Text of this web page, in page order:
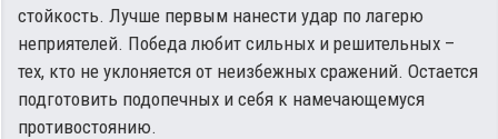
стойкость. Лучше первым нанести удар по лагерю
неприятелей. Победа любит сильных и решительных –
тех, кто не уклоняется от неизбежных сражений. Остается
подготовить подопечных и себя к намечающемуся
противостоянию.